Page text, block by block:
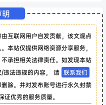
互联网用户自发贡献，该文观点
本站仅提供网络资源分享服务，
承担相关法律责任。如发现本站
违法违规的内容， 请 联系我们
除。并对发布账号进行永久封禁
优秀的服务质量。